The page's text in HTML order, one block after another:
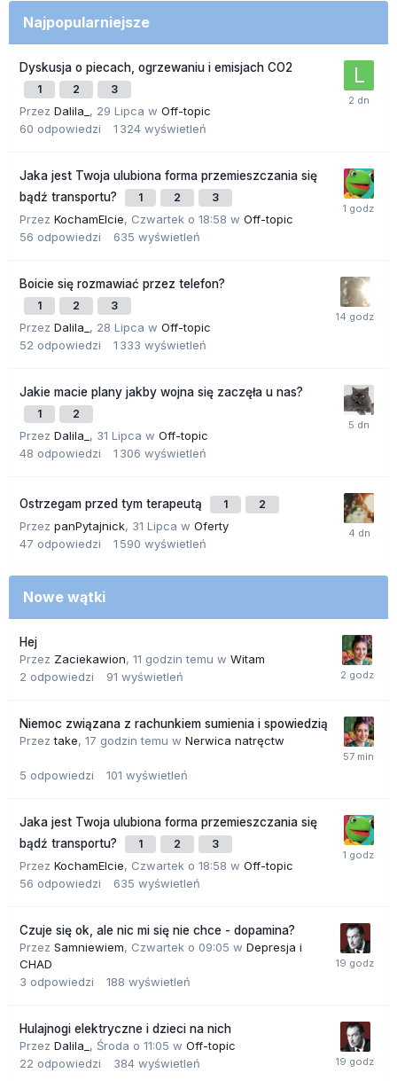
Najpopularniejsze
Dyskusja o piecach, ogrzewaniu i emisjach CO2
1 2 3
Przez Dalila_ , 29 Lipca w Off-topic
60 odpowiedzi 1 324 wyświetleń
Jaka jest Twoja ulubiona forma przemieszczania się
bądź transportu?
1 2 3
Przez KochamElcie, Czwartek o 18:58 w Off-topic
56 odpowiedzi 635 wyświetleń
Boicie się rozmawiać przez telefon?
1 2 3
Przez Dalila_ , 28 Lipca w Off-topic
52 odpowiedzi 1 333 wyświetleń
Jakie macie plany jakby wojna się zaczęła u nas?
1 2
Przez Dalila_ , 31 Lipca w Off-topic
48 odpowiedzi 1 306 wyświetleń
Ostrzegam przed tym terapeutą 1 2
Przez panPytajnick, 31 Lipca w Oferty
47 odpowiedzi 1 590 wyświetleń
Nowe wątki
Hej
Przez Zaciekawion, 11 godzin temu w Witam
2 odpowiedzi 91 wyświetleń
Niemoc związana z rachunkiem sumienia i spowiedzią
Przeztake, 17 godzin temu w Nerwica natręctw
5 odpowiedzi 101 wyświetleń
Jaka jest Twoja ulubiona forma przemieszczania się
bądź transportu?
1 2 3
Przez KochamElcie, Czwartek o 18:58 w Off-topic
56 odpowiedzi 635 wyświetleń
Czuje się ok, ale nic mi się nie chce - dopamina?
Przez Samniewiem, Czwartek o 09:05 w Depresja i
CHAD
3 odpowiedzi 188 wyświetleń
Hulajnogi elektryczne i dzieci na nich
Przez Dalila_ , Środa o 11:05 w Off-topic
22 odpowiedzi 384 wyświetleń